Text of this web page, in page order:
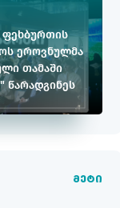
ფეხბურთის
ეროვნულმა
თამაში
წარადგინეს
მეტი